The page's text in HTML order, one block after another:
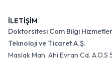
İLETİŞİM
Doktorsitesi Com Bilgi
Teknoloji ve Ticaret A.Ş.
Maslak Mah. Ahi Evran Cd.